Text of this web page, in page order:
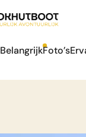
BelangrijkFoto’s